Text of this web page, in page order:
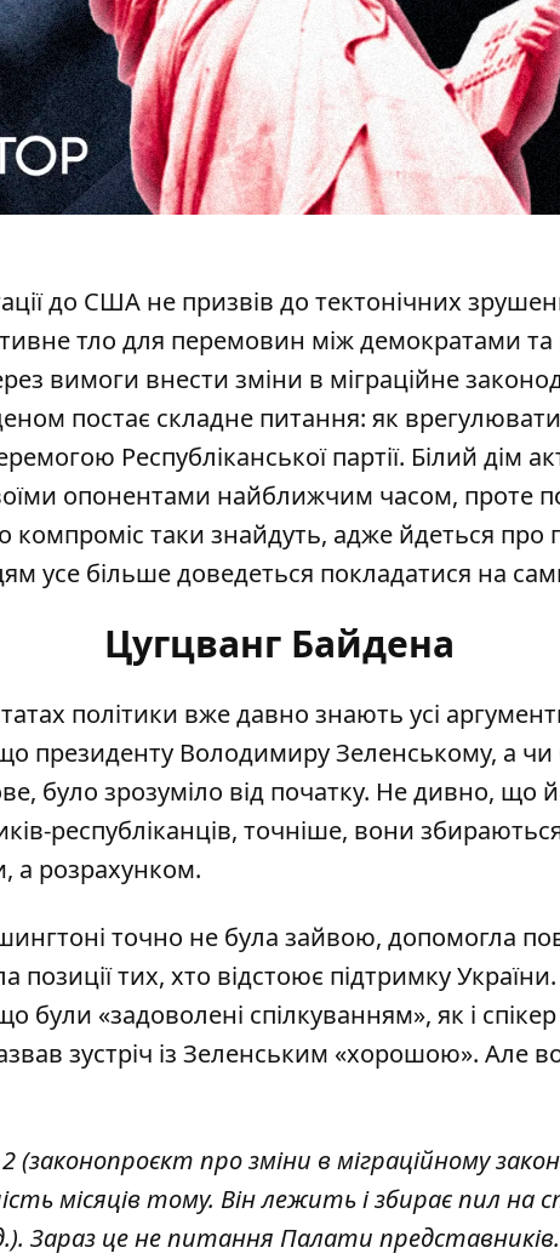
до США не призвів до тектонічних
тло для перемовин між демократами та
вимоги внести зміни в міграційне
постає складне питання: як
Республіканської партії. Білий дім
опонентами найближчим часом, проте
компроміс таки знайдуть, адже йдеться про
усе більше доведеться покладатися на
Цугцванг Байдена
політики вже давно знають усі
президенту Володимиру Зеленському, а
було зрозуміло від початку. Не дивно, що
республіканців, точніше, вони
а розрахунком.
точно не була зайвою, допомогла
позиції тих, хто відстоює підтримку
були «задоволені спілкуванням», як і
зустріч із Зеленським «хорошою». Але
(законопроєкт про зміни в міграційному
місяців тому. Він лежить і збирає пил на
Зараз це не питання Палати